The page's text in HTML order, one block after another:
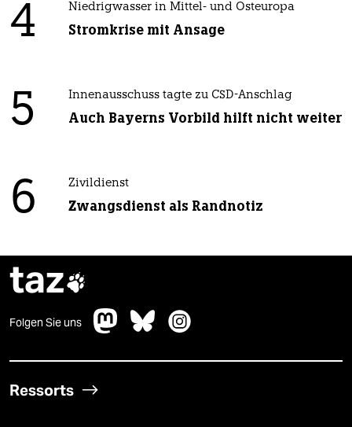
4 Niedrigwasser in Mittel- und Osteuropa
Stromkrise mit Ansage
5 Innenausschuss tagte zu CSD-Anschlag
Auch Bayerns Vorbild hilft nicht weiter
6 Zivildienst
Zwangsdienst als Randnotiz
taz
Folgen Sie uns
Ressorts